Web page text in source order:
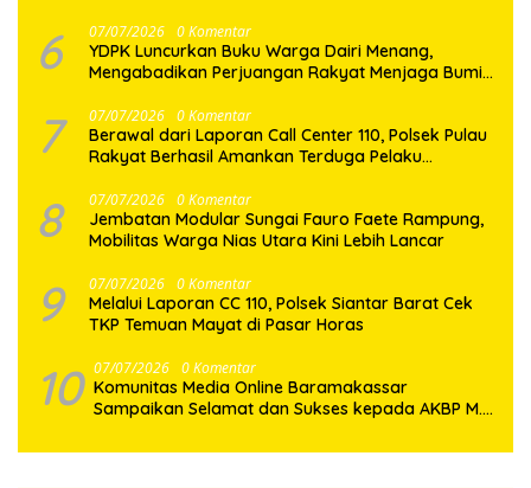
6 07/07/2026 0 Komentar
YDPK Luncurkan Buku Warga Dairi Menang,
Mengabadikan Perjuangan Rakyat Menjaga Bumi
7 07/07/2026 0 Komentar
Berawal dari Laporan Call Center 110, Polsek Pulau
Rakyat Berhasil Amankan Terduga Pelaku
8 07/07/2026 0 Komentar
Jembatan Modular Sungai Fauro Faete Rampung,
Mobilitas Warga Nias Utara Kini Lebih Lancar
9 07/07/2026 0 Komentar
Melalui Laporan CC 110, Polsek Siantar Barat Cek
TKP Temuan Mayat di Pasar Horas
10 07/07/2026 0 Komentar
Komunitas Media Online Baramakassar
Sampaikan Selamat dan Sukses kepada AKBP M.